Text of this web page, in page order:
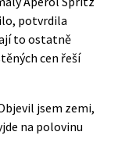
potvrdila
to ostatně
cen řeší
jsem zemi,
na polovinu